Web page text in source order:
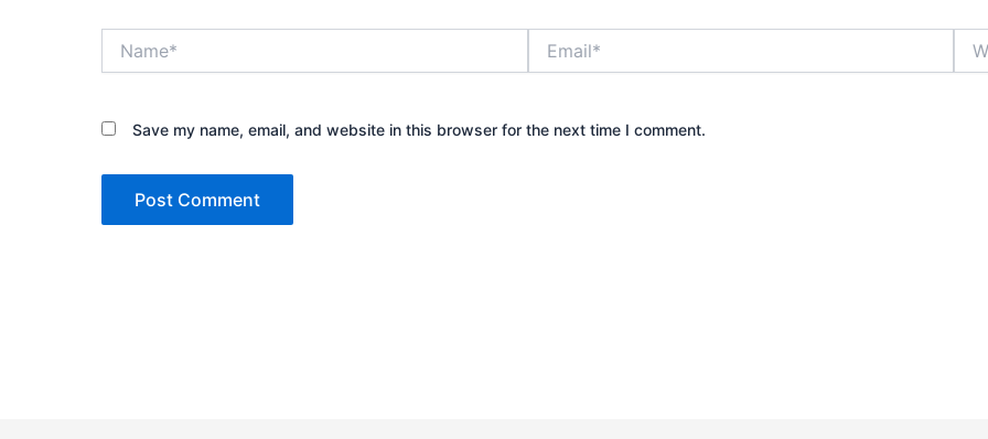
Save my name, email, and website in this browser for the next time I comment.